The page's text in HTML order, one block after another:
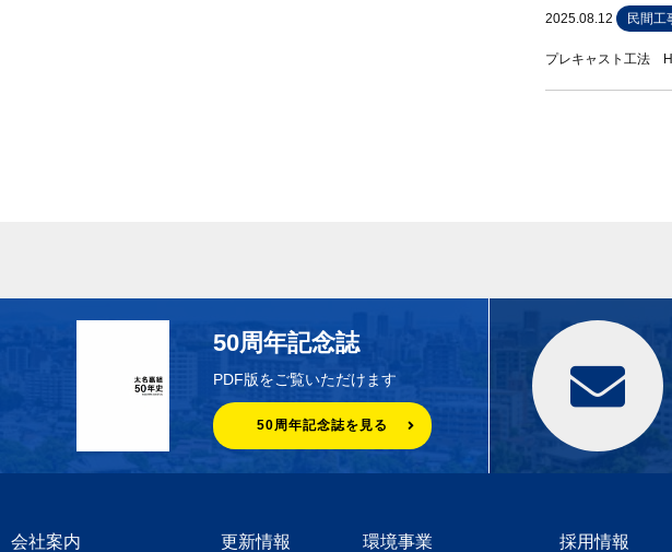
2025.08.12 民間工
プレキャスト工法
50周年記念誌
PDF版をご覧いただけます
50周年記念誌を見る
会社案内 更新情報
環境事業
採用情報